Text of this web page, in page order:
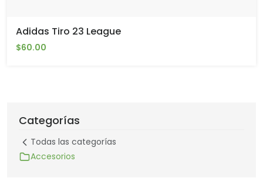
Adidas Tiro 23 League
$60.00
Categorías
Todas las categorías
Accesorios